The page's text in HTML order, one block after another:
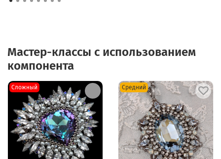
Мастер-классы с использованием
компонента
Сложный Средний